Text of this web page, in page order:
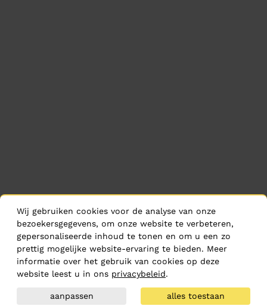
Wij gebruiken cookies voor de analyse van onze
bezoekersgegevens, om onze website te verbeteren,
gepersonaliseerde inhoud te tonen en om u een zo
prettig mogelijke website-ervaring te bieden. Meer
informatie over het gebruik van cookies op deze
website leest u in ons privacybeleid.
aanpassen alles toestaan